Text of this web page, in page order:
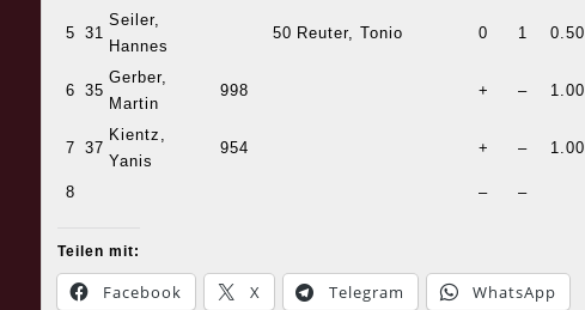
5 31
Seiler,
Hannes
50 Reuter, Tonio 0 1 0.50
6 35
Gerber,
Martin
998 + – 1.00
7 37
Kientz,
Yanis
954 + – 1.00
8 – –
Teilen mit:
Facebook X Telegram WhatsApp